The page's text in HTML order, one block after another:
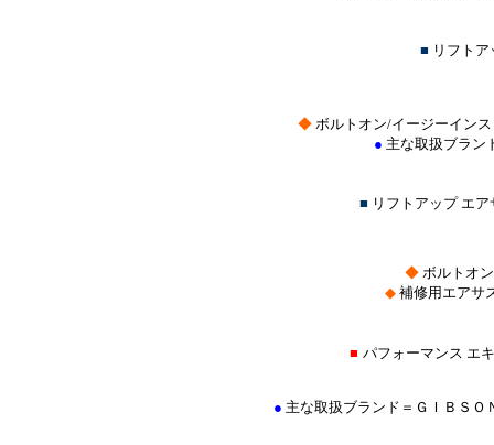
■ リフト
◆ボルトオン/イージーインス
● 主な取扱ブラン
■ リフトアップ エ
◆ボルトオ
◆ 補修用エアサ
■ パフォーマンス エ
● 主な取扱ブランド＝ＧＩＢＳ